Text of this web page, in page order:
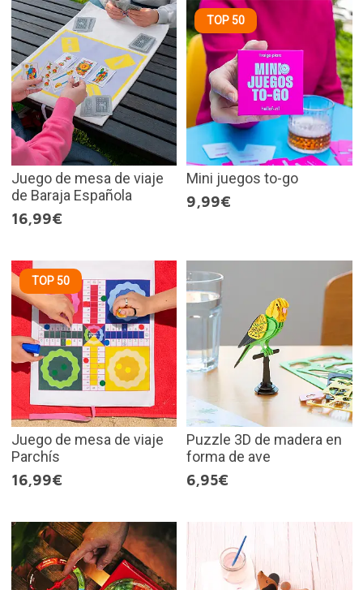
Juego de mesa de viaje
de Baraja Española
16,99€
TOP 50
Mini juegos to-go
9,99€
TOP 50
Juego de mesa de viaje
Parchís
16,99€
Puzzle 3D de madera en
forma de ave
6,95€